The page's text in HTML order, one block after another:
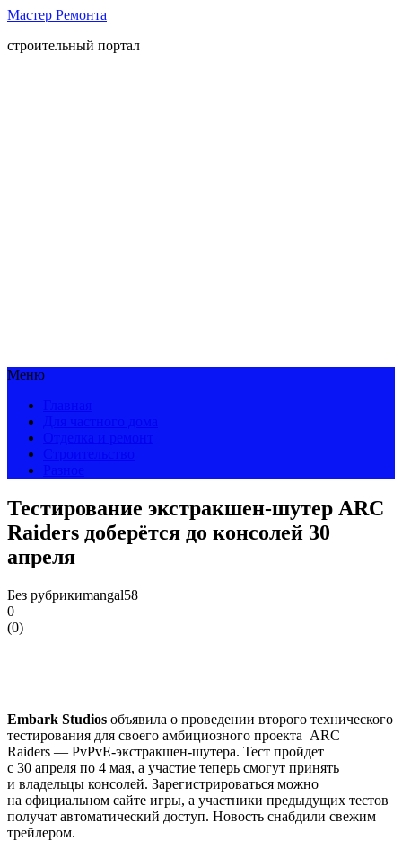
Мастер Ремонта
строительный портал
Меню
Тестирование экстракшен-шутер ARC
Raiders доберётся до консолей 30
апреля
Без рубрикиmangal58
0
(0)
Embark Studios объявила о проведении второго технического
тестирования для своего амбициозного проекта ARC
Raiders — PvPvE-экстракшен-шутера. Тест пройдет
с 30 апреля по 4 мая, а участие теперь смогут принять
и владельцы консолей. Зарегистрироваться можно
на официальном сайте игры, а участники предыдущих тестов
получат автоматический доступ. Новость снабдили свежим
трейлером.